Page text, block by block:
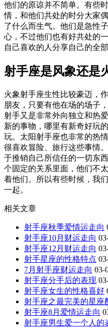
他们的原谅并不简单。有些
情，和他们共处的时分大家
了什么而生气。他们是急性
心，不过他们也有好共处的
自己喜欢的人分享自己的全
射手座是风象还是
火象射手座生性比较豪迈，
朋友，只要有他在场的场子
射手又是非常外向独立和热
新的事物，哪里有新奇好玩
玩。太阳射手座也非常的热
很喜欢冒险、旅行这些事情
于推销自己所信任的一切东
个固定的关系里面，他们不
着他们。所以有些时候，我
一起。
相关文章
射手座秋季爱情运走向
射手座10月财运走向
射手座12月财运走向
射手星座的性格特点
7月射手座财运走向 03-
射手座分手后的表现
射手座女生的性格喜好
射手座之最完美的星座
射手座8月爱情运走向
射手座男生爱一个人的